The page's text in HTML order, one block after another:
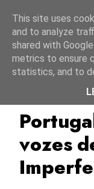
vozes
This site uses
and to analyze
shared with
metrics to ensure
statistics, and to